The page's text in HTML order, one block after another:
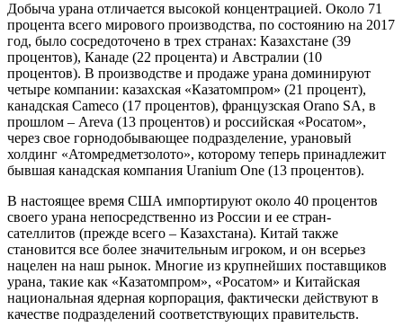
Добыча урана отличается высокой концентрацией. Около 71
процента всего мирового производства, по состоянию на 2017
год, было сосредоточено в трех странах: Казахстане (39
процентов), Канаде (22 процента) и Австралии (10
процентов). В производстве и продаже урана доминируют
четыре компании: казахская «Казатомпром» (21 процент),
канадская Cameco (17 процентов), французская Оrano SA, в
прошлом – Areva (13 процентов) и российская «Росатом»,
через свое горнодобывающее подразделение, урановый
холдинг «Атомредметзолото», которому теперь принадлежит
бывшая канадская компания Uranium One (13 процентов).
В настоящее время США импортируют около 40 процентов
своего урана непосредственно из России и ее стран-
сателлитов (прежде всего – Казахстана). Китай также
становится все более значительным игроком, и он всерьез
нацелен на наш рынок. Многие из крупнейших поставщиков
урана, такие как «Казатомпром», «Росатом» и Китайская
национальная ядерная корпорация, фактически действуют в
качестве подразделений соответствующих правительств.